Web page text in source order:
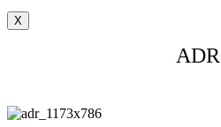
X
ADR